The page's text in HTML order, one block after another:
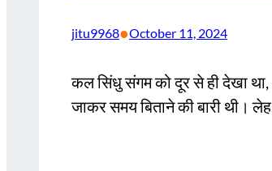
jitu9968•October 11, 2024
कल सिंधु संगम को दूर से ही देखा
जाकर समय बिताने की बारी थी।